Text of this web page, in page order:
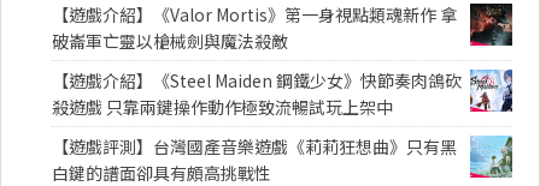
【遊戲介紹】《Valor Mortis》第一身視點類魂新作 拿
破崙軍亡靈以槍械劍與魔法殺敵
【遊戲介紹】《Steel Maiden 鋼鐵少女》快節奏肉鴿砍
殺遊戲 只靠兩鍵操作動作極致流暢試玩上架中
【遊戲評測】台灣國產音樂遊戲《莉莉狂想曲》只有黑
白鍵的譜面卻具有頗高挑戰性